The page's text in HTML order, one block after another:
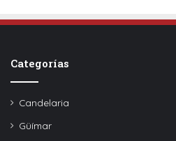
Categorías
Candelaria
Güímar